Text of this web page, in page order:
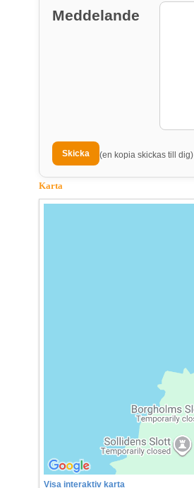
Meddelande
(en kopia skickas till dig)
Karta
Visa interaktiv karta